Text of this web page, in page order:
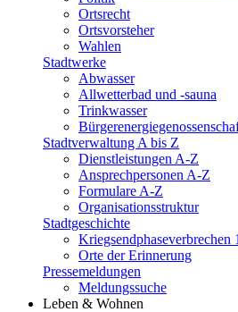
Ortsrecht
Ortsvorsteher
Wahlen
Stadtwerke
Abwasser
Allwetterbad und -sauna
Trinkwasser
Stadtverwaltung A bis Z
Dienstleistungen A-Z
Ansprechpersonen A-Z
Formulare A-Z
Organisationsstruktur
Stadtgeschichte
Kriegsendphaseverbrechen
Orte der Erinnerung
Pressemeldungen
Meldungssuche
Leben & Wohnen